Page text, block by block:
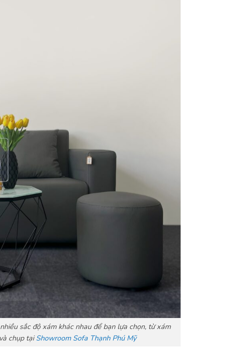
sắc độ xám khác nhau để bạn lựa chọn, từ xám
chụp tạiShowroom Sofa Thạnh Phú Mỹ